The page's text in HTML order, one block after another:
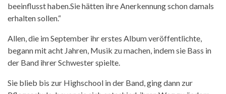
beeinflussthaben.Sie hätten ihre Anerkennung schon damals
erhalten sollen.“
Allen, die im September ihr erstes Album veröffentlichte,
begann mit acht Jahren, Musik zu machen, indem sie Bass in
der Band ihrer Schwester spielte.
Sie blieb bis zur Highschool in der Band, ging dann zur